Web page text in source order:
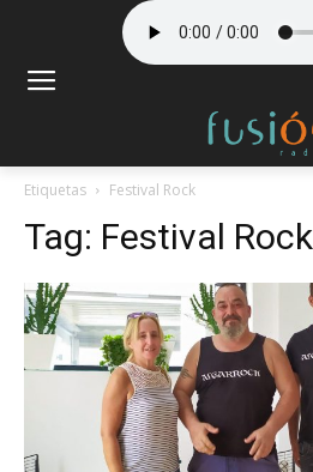
Etiquetas Festival Rock
Tag: Festival Rock